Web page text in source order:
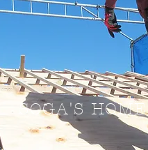
SOGA'S HOME